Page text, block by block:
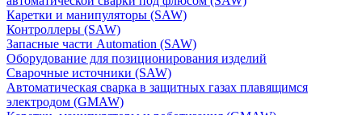
Каретки и манипуляторы (SAW)
Контроллеры (SAW)
Запасные части Automation (SAW)
Оборудование для позиционирования изделий
Сварочные источники (SAW)
Автоматическая сварка в защитных газах плавящимся
электродом (GMAW)